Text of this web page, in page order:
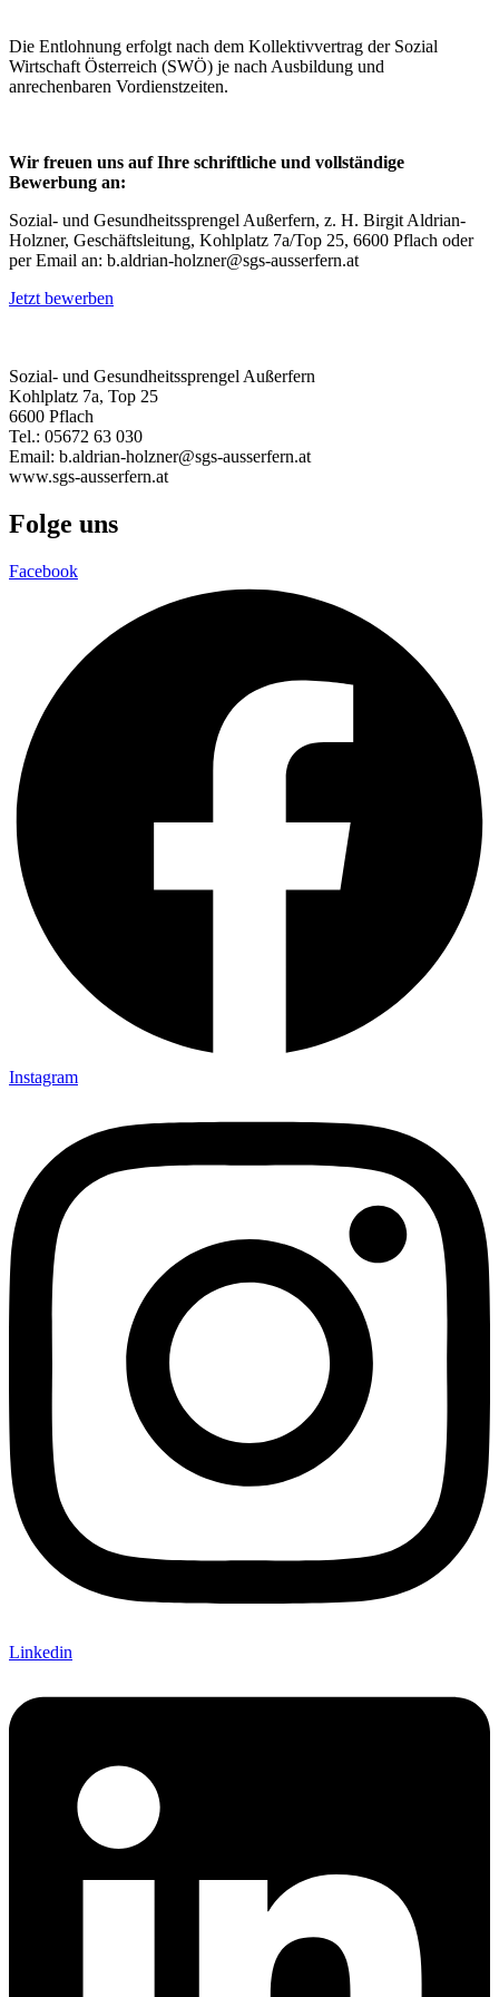
Die Entlohnung erfolgt nach dem Kollektivvertrag der Sozial
Wirtschaft Österreich (SWÖ) je nach Ausbildung und
anrechenbaren Vordienstzeiten.
Wir freuen uns aufIhre schriftliche und vollständige
Bewerbung an:
Sozial- und Gesundheitssprengel Außerfern, z. H. Birgit Aldrian-
Holzner, Geschäftsleitung, Kohlplatz 7a/Top 25, 6600 Pflach oder
per Email an: b.aldrian-holzner@sgs-ausserfern.at
Jetzt bewerben
Sozial- und Gesundheitssprengel Außerfern
Kohlplatz 7a, Top 25
6600 Pflach
Tel.: 05672 63 030
Email: b.aldrian-holzner@sgs-ausserfern.at
www.sgs-ausserfern.at
Folge uns
Facebook
Instagram
Linkedin